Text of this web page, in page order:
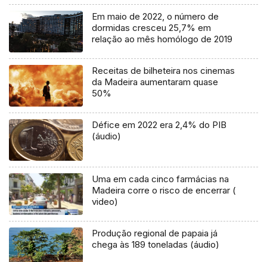
Em maio de 2022, o número de
dormidas cresceu 25,7% em
relação ao mês homólogo de 2019
Receitas de bilheteira nos cinemas
da Madeira aumentaram quase
50%
Défice em 2022 era 2,4% do PIB
(áudio)
Uma em cada cinco farmácias na
Madeira corre o risco de encerrar (
video)
Produção regional de papaia já
chega às 189 toneladas (áudio)